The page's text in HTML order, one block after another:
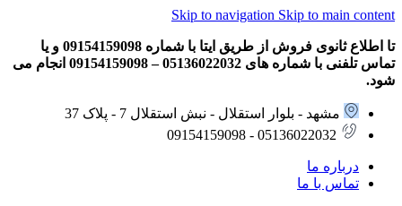
Skip to navigation Skip to main content
تا اطلاع ثانوی فروش از طریق ایتا با شماره 09154159098 و یا
تماس تلفنی با شماره های 05136022032 – 09154159098 انجام می
شود.
مشهد - بلوار استقلال - نبش استقلال 7 - پلاک 37
05136022032 - 09154159098
درباره ما
تماس با ما